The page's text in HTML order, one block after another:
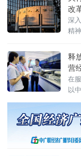
息行列，长期存款利率
改
深
精
总
行
分
总
释
营
在
以
就